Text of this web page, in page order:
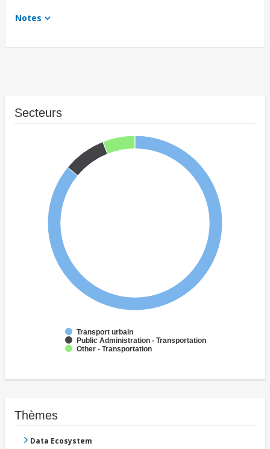
Notes
Secteurs
Transport urbain
Public Administration - Transportation
Other - Transportation
Thèmes
Data Ecosystem